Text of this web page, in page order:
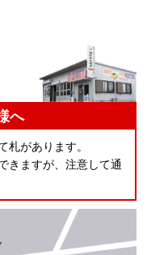
へ
札があります。
きますが、注意して通